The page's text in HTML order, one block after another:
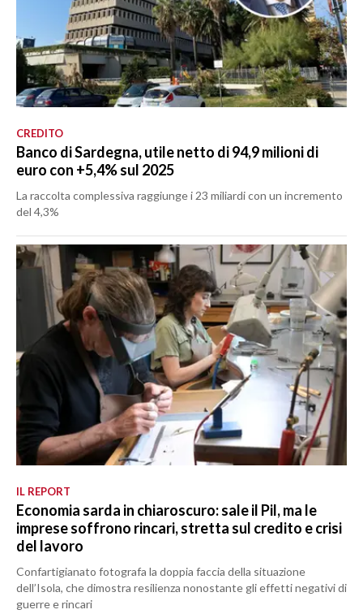
CREDITO
Banco di Sardegna, utile netto di 94,9 milioni di
euro con +5,4% sul 2025
La raccolta complessiva raggiunge i 23 miliardi con un incremento
del 4,3%
IL REPORT
Economia sarda in chiaroscuro: sale il Pil, ma le
imprese soffrono rincari, stretta sul credito e crisi
del lavoro
Confartigianato fotografa la doppia faccia della situazione
dell’Isola, che dimostra resilienza nonostante gli effetti negativi di
guerre e rincari